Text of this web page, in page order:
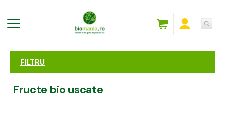
FILTRU
Fructe bio uscate